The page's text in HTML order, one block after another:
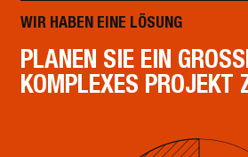
WIR HABEN EINE LÖSUNG
PLANEN SIE EIN
OMPLEXES PROJEKT